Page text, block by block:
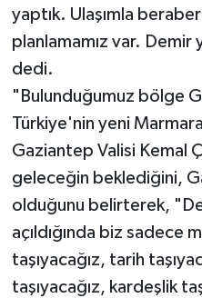
yaptık. Ulaşımla
planlamamız var.
dedi.
"Bulunduğumuz bölge
Türkiye'nin yeni
Gaziantep Valisi Kemal
geleceğin beklediğini,
olduğunu belirterek,
açıldığında biz sadece
taşıyacağız, tarih
taşıyacağız, kardeşlik